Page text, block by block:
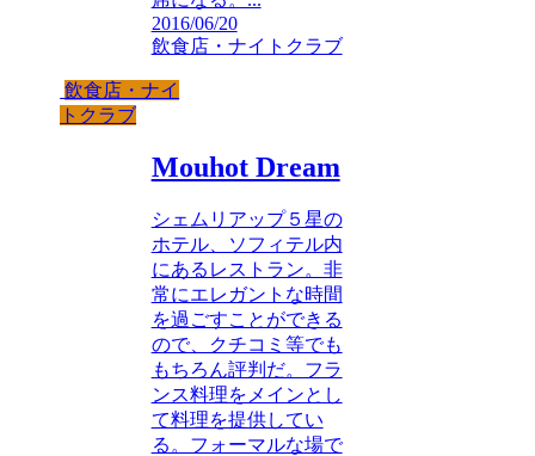
2016/06/20
飲食店・ナイトクラブ
飲食店・ナイ
トクラブ
Mouhot Dream
シェムリアップ５星の
ホテル、ソフィテル内
にあるレストラン。非
常にエレガントな時間
を過ごすことができる
ので、クチコミ等でも
もちろん評判だ。フラ
ンス料理をメインとし
て料理を提供してい
る。フォーマルな場で